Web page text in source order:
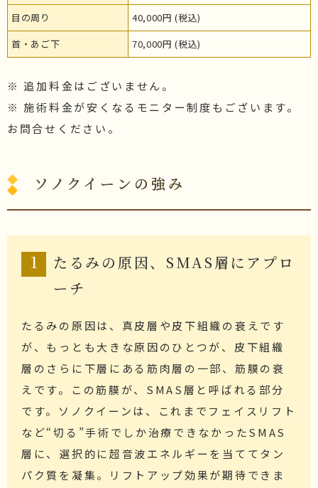
目の周り
40,000円 (税込)
首・あご下
70,000円 (税込)
※ 追加料金はございません。
※ 施術料金が安くなるモニター制度もございます。
お問合せください。
ソノクイーンの強み
1
たるみの原因、SMAS層にアプロ
ーチ
たるみの原因は、真皮層や皮下組織の衰えです
が、もっとも大きな原因のひとつが、皮下組織
層のさらに下層にある筋肉層の一部、筋膜の衰
えです。この筋膜が、SMAS層と呼ばれる部分
です。ソノクイーンは、これまでフェイスリフト
など“切る”手術でしか治療できなかったSMAS
層に、選択的に超音波エネルギーを当ててタン
パク質を凝集。リフトアップ効果が期待できま